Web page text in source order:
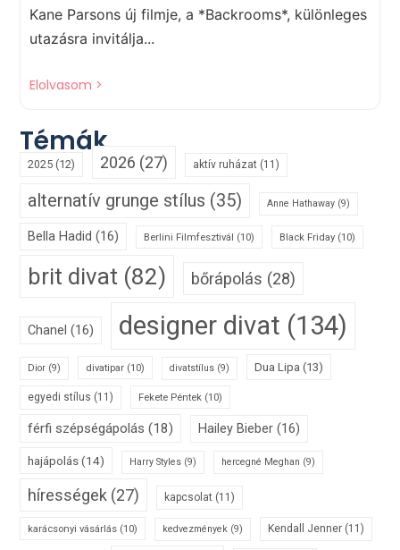
Kane Parsons új filmje, a *Backrooms*, különleges
utazásra invitálja...
Elolvasom >
Témák
2025 (12) 2026 (27) aktív ruházat (11)
alternatív grunge stílus (35) Anne Hathaway (9)
Bella Hadid (16) Berlini Filmfesztivál (10) Black Friday (10)
brit divat (82) bőrápolás (28)
Chanel (16) designer divat (134)
Dior (9) divatipar (10) divatstílus (9) Dua Lipa (13)
egyedi stílus (11) Fekete Péntek (10)
férfi szépségápolás (18) Hailey Bieber (16)
hajápolás(14) Harry Styles (9) hercegné Meghan (9)
hírességek (27) kapcsolat (11)
karácsonyi vásárlás (10) kedvezmények (9) Kendall Jenner (11)